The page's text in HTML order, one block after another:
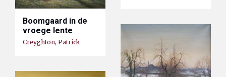
Boomgaard in de
vroege lente
Creyghton, Patrick